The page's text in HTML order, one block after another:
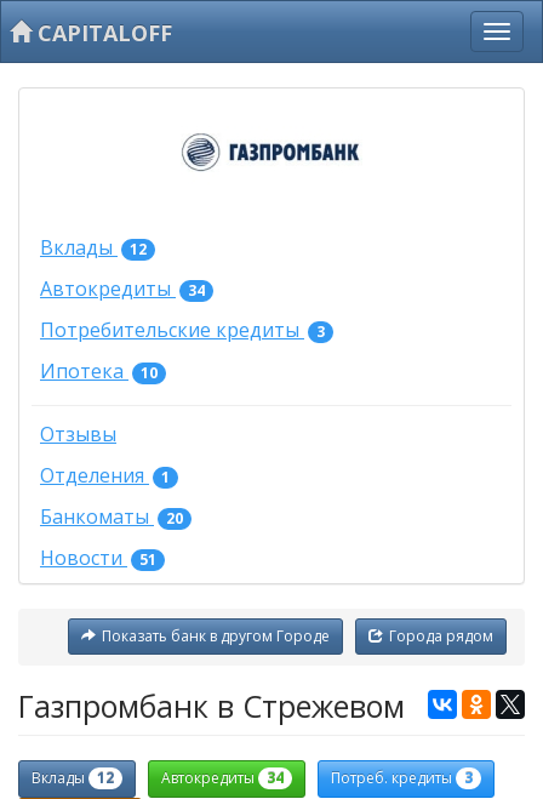
CAPITALOFF
Вклады 12
Автокредиты 34
Потребительские кредиты 3
Ипотека 10
Отзывы
Отделения
1
Банкоматы 20
Новости 51
Города рядом
Показать банк в другом Городе
Газпромбанк в Стрежевом
Вклады 12 Автокредиты 34 Потреб. кредиты 3